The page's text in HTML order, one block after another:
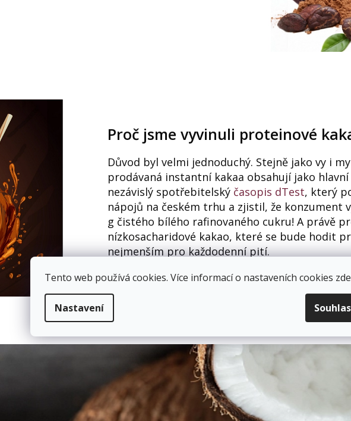
Tento web používá cookies. Více informací o nastaveních cookies zde
Nastavení
Proč jsme vyvinuli proteinové
Důvod byl velmi jednoduchý. Stejně jako vy i
prodávaná instantní kakaa obsahují jako
nezávislý spotřebitelský časopis dTest, který
nápojů na českém trhu a zjistil, že konzument
g čistého bílého rafinovaného cukru! A právě
nízkosacharidové kakao, které se bude hodit
nejmenším pro každodenní pití.